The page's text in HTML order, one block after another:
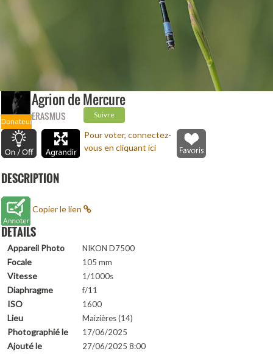
Donateur
Agrion de Mercure
ERASMUS Suivre
Pour voter, connectez-
vous en cliquant ici
DESCRIPTION
Copier le lien
DETAILS
Appareil Photo NIKON D7500
Focale 105 mm
Vitesse 1/1000s
Diaphragme f/11
ISO 1600
Lieu Maizières (14)
Photographié le 17/06/2025
Ajouté le 27/06/2025 8:00